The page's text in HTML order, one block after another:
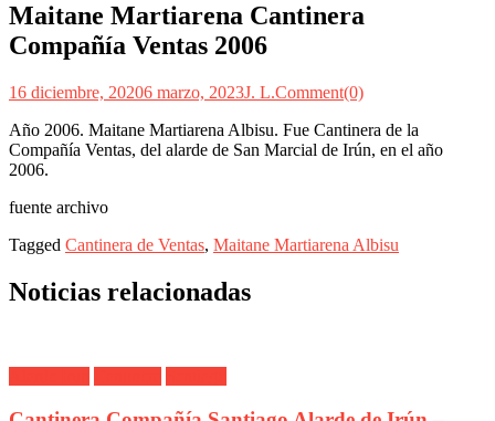
Maitane Martiarena Cantinera
Compañía Ventas 2006
16 diciembre, 20206 marzo, 2023J. L.Comment(0)
Año 2006. Maitane Martiarena Albisu. Fue Cantinera de la
Compañía Ventas, del alarde de San Marcial de Irún, en el año
2006.
fuente archivo
Tagged Cantinera de Ventas, Maitane Martiarena Albisu
Noticias relacionadas